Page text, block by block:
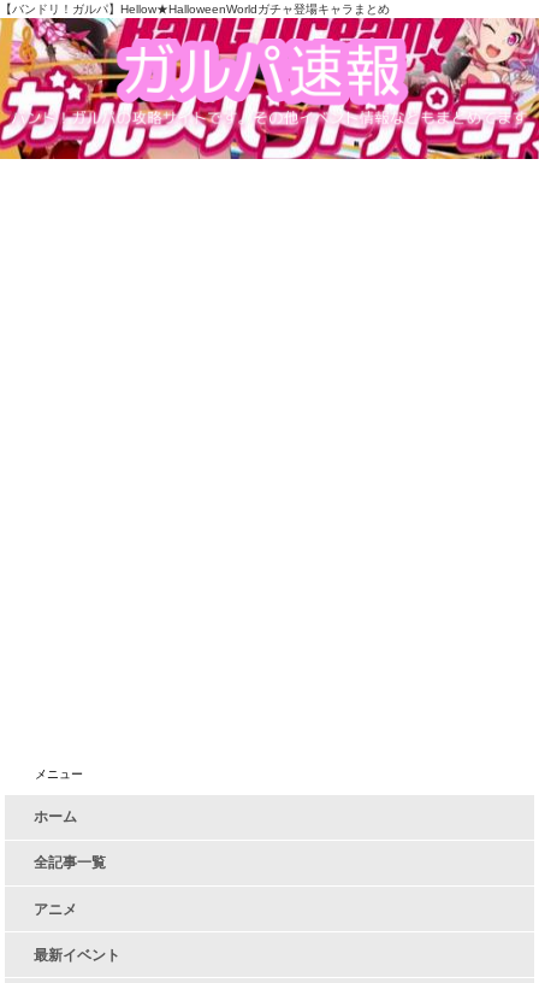
【バンドリ！ガルパ】Hellow★HalloweenWorldガチャ登場キャラまとめ
メニュー
ホーム
全記事一覧
アニメ
最新イベント